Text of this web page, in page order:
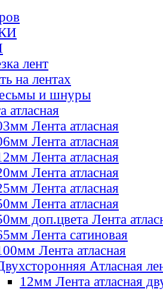
лент
на лентах
и шнуры
атласная
Лента атласная
Лента атласная
Лента атласная
Лента атласная
Лента атласная
Лента атласная
доп.цвета Лента
Лента сатиновая
Лента атласная
Атласная
12мм Лента атласная